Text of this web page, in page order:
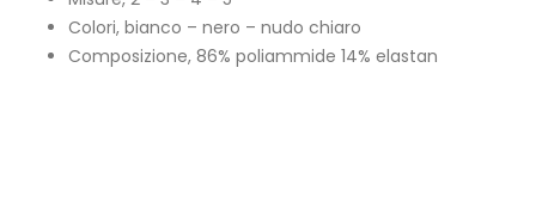
Colori, bianco – nero – nudo chiaro
Composizione, 86% poliammide 14% elastan